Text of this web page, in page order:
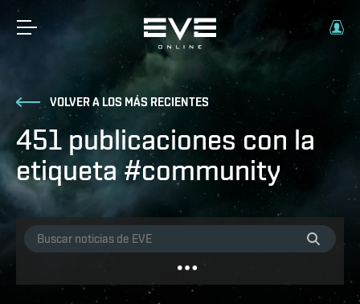
VOLVER A LOS MÁS RECIENTES
451 publicaciones con la
etiqueta #community